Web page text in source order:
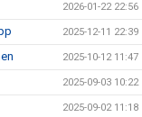
2026-01-22 22:56
2025-12-11 22:39
2025-10-12 11:47
2025-09-03 10:22
2025-09-02 11:18